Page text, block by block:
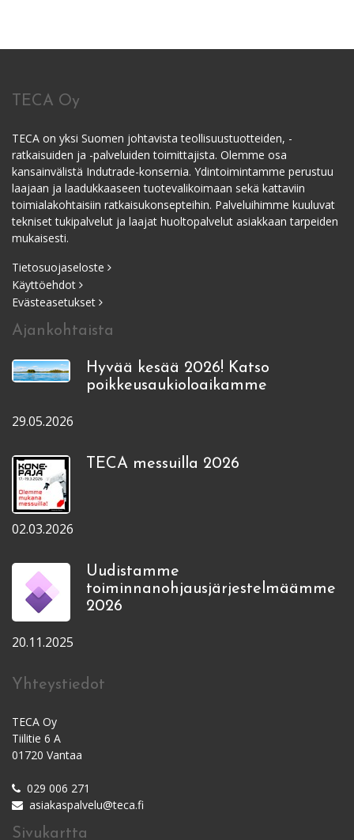
TECA Oy
TECA on yksi Suomen johtavista teollisuustuotteiden, -
ratkaisuiden ja -palveluiden toimittajista. Olemme osa
kansainvälistä Indutrade-konsernia. Ydintoimintamme perustuu
laajaan ja laadukkaaseen tuotevalikoimaan sekä kattaviin
toimialakohtaisiin ratkaisukonsepteihin. Palveluihimme kuuluvat
tekniset tukipalvelut ja laajat huoltopalvelut asiakkaan tarpeiden
mukaisesti.
Tietosuojaseloste
Käyttöehdot
Evästeasetukset
Ajankohtaista
Hyvää kesää 2026! Katso
poikkeusaukioloaikamme
29.05.2026
TECA messuilla 2026
02.03.2026
Uudistamme
toiminnanohjausjärjestelmäämme
2026
20.11.2025
Yhteystiedot
TECA Oy
Tiilitie 6 A
01720 Vantaa
029 006 271
asiakaspalvelu@teca.fi
Sivukartta